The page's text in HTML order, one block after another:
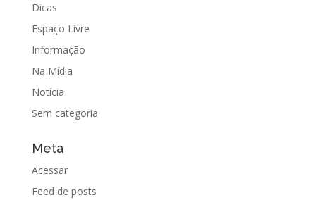
Dicas
Espaço Livre
Informação
Na Mídia
Notícia
Sem categoria
Meta
Acessar
Feed de posts